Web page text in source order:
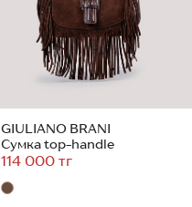
GIULIANO BRANI
Сумка top-handle
114 000 тг